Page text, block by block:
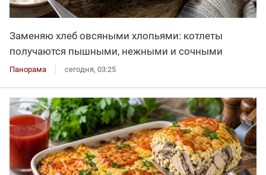
Заменяю хлеб овсяными хлопьями: котлеты
получаются пышными, нежными и сочными
Панорама сегодня, 03:25